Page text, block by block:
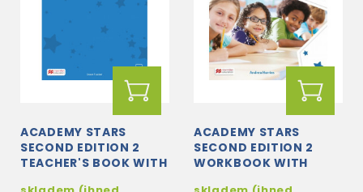
ACADEMY STARS
SECOND EDITION 2
TEACHER'S BOOK WITH
ACADEMY STARS
SECOND EDITION 2
WORKBOOK WITH